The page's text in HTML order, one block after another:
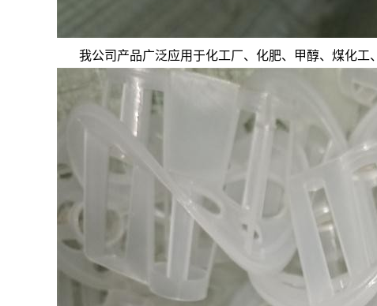
我公司产品广泛应用于化工厂、化肥、甲醇、煤化工